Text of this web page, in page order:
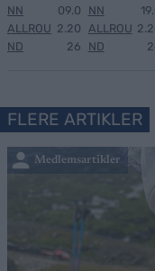
NN
ALLROU
ND
09.0
2.20
26
NN
ALLROU
ND
FLERE ARTIKLER
Medlemsartikler